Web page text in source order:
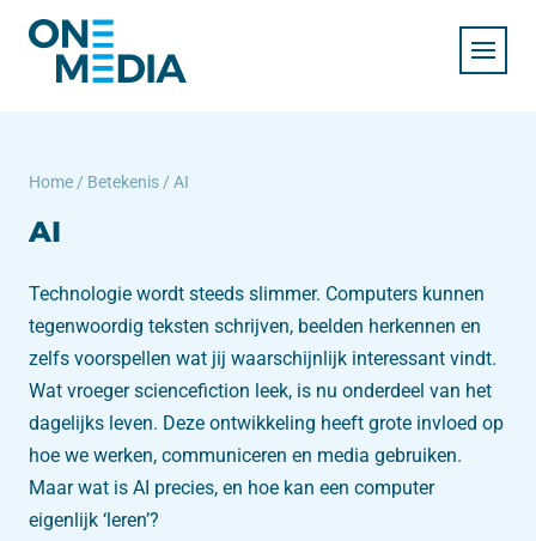
Home / Betekenis / AI
AI
Technologie wordt steeds slimmer. Computers kunnen
tegenwoordig teksten schrijven, beelden herkennen en
zelfs voorspellen wat jij waarschijnlijk interessant vindt.
Wat vroeger sciencefiction leek, is nu onderdeel van het
dagelijks leven. Deze ontwikkeling heeft grote invloed op
hoe we werken, communiceren en media gebruiken.
Maar wat is AI precies, en hoe kan een computer
eigenlijk ‘leren’?